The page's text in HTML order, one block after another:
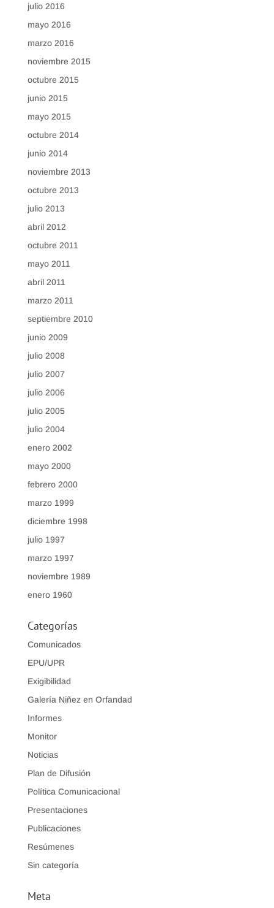
julio 2016
mayo 2016
marzo 2016
noviembre 2015
octubre 2015
junio 2015
mayo 2015
octubre 2014
junio 2014
noviembre 2013
octubre 2013
julio 2013
abril 2012
octubre 2011
mayo 2011
abril 2011
marzo 2011
septiembre 2010
junio 2009
julio 2008
julio 2007
julio 2006
julio 2005
julio 2004
enero 2002
mayo 2000
febrero 2000
marzo 1999
diciembre 1998
julio 1997
marzo 1997
noviembre 1989
enero 1960
Categorías
Comunicados
EPU/UPR
Exigibilidad
Galería Niñez en Orfandad
Informes
Monitor
Noticias
Plan de Difusión
Política Comunicacional
Presentaciones
Publicaciones
Resúmenes
Sin categoría
Meta